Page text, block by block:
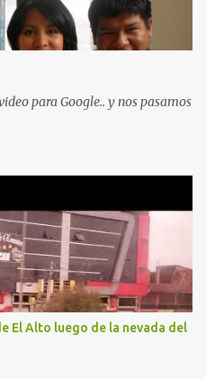
para Google.. y nos pasamos
El Alto luego de la nevada del